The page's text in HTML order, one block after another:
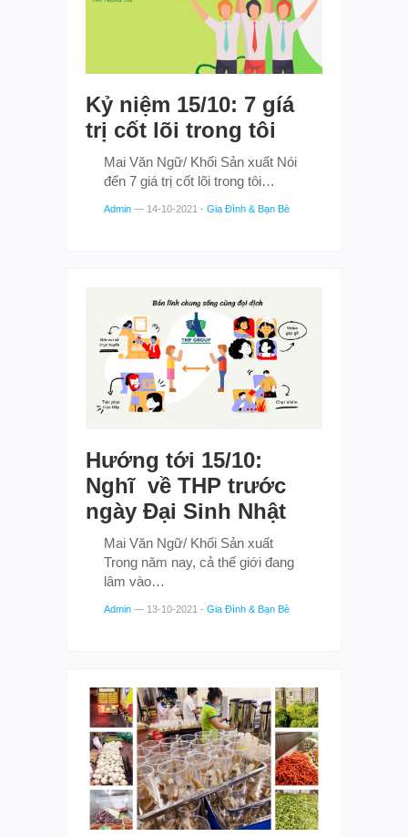
Kỷ niệm 15/10: 7 gíá
trị cốt lõi trong tôi
Mai Văn Ngữ/ Khối Sản xuất Nói
đến 7 giá trị cốt lõi trong tôi…
Admin — 14-10-2021 - Gia Đình & Bạn Bè
Hướng tới 15/10:
Nghĩ về THP trước
ngày Đại Sinh Nhật
Mai Văn Ngữ/ Khối Sản xuất
Trong năm nay, cả thế giới đang
lâm vào…
Admin — 13-10-2021 - Gia Đình & Bạn Bè